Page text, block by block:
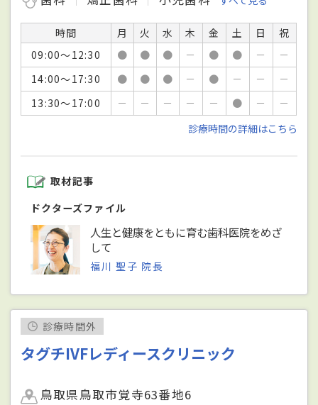
時間 月 火 水 木 金 土 日
祝
09:00～12:30
● ● ● － ● ● －
－
14:00～17:30
● ● ● － ● － －
－
13:30～17:00
－ － － － － ● －
－
診療時間の詳細はこちら
取材記事
ドクターズファイル
人生と健康をともに育む歯科医院をめざ
して
福川 聖子 院長
診療時間外
タグチIVFレディースクリニック
鳥取県鳥取市覚寺63番地6